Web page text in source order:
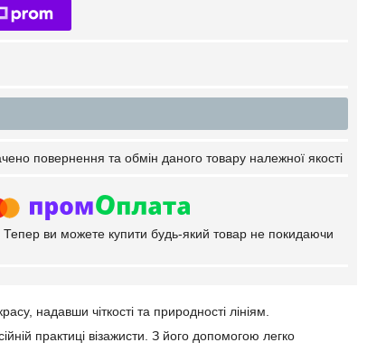
повернення та обмін даного товару належної якості
Тепер ви можете купити будь-який товар не покидаючи
надавши чіткості та природності лініям.
практиці візажисти. З його допомогою легко